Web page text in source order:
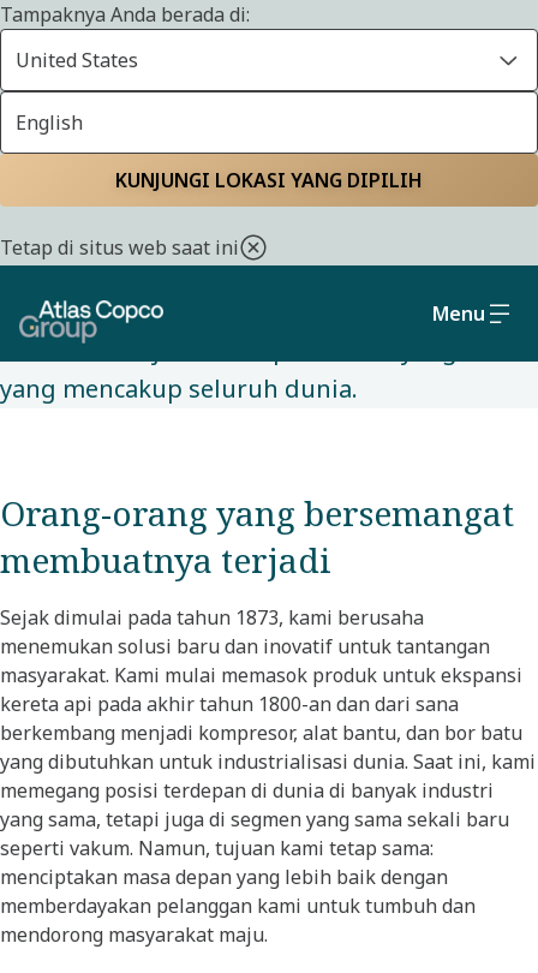
Tampaknya Anda berada di:
United States
English
KUNJUNGI LOKASI YANG DIPILIH
Tetap di situs web saat ini
Menu
Jelajahi sejarah kami
2023 menandai ulang tahun ke-150 kami - dan
satu setengah abad inovasi industri pelopor.
Mulai dari satu usaha di Swedia, kami telah
tumbuh menjadi kelompok merek yang luas
yang mencakup seluruh dunia.
Orang-orang yang bersemangat
membuatnya terjadi
Sejak dimulai pada tahun 1873, kami berusaha
menemukan solusi baru dan inovatif untuk tantangan
masyarakat. Kami mulai memasok produk untuk ekspansi
kereta api pada akhir tahun 1800-an dan dari sana
berkembang menjadi kompresor, alat bantu, dan bor batu
yang dibutuhkan untuk industrialisasi dunia. Saat ini, kami
memegang posisi terdepan di dunia di banyak industri
yang sama, tetapi juga di segmen yang sama sekali baru
seperti vakum. Namun, tujuan kami tetap sama:
menciptakan masa depan yang lebih baik dengan
memberdayakan pelanggan kami untuk tumbuh dan
mendorong masyarakat maju.